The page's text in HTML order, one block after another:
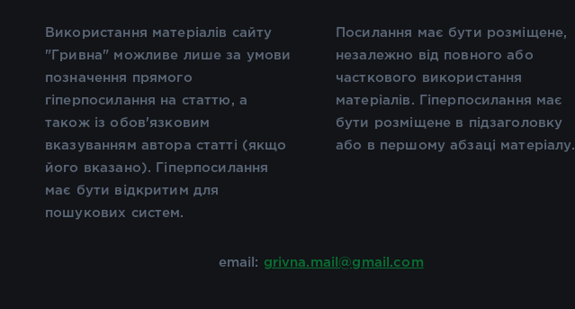
Використання матеріалів сайту
"Гривна" можливе лише за умови
позначення прямого
гіперпосилання на статтю, а
також із обов'язковим
вказуванням автора статті (якщо
його вказано). Гіперпосилання
має бути відкритим для
пошукових систем.
email: grivna.mail@gmail.com
Посилання має бути розміщене,
незалежно від повного або
часткового використання
матеріалів. Гіперпосилання має
бути розміщене в підзаголовку
або в першому абзаці матеріалу.